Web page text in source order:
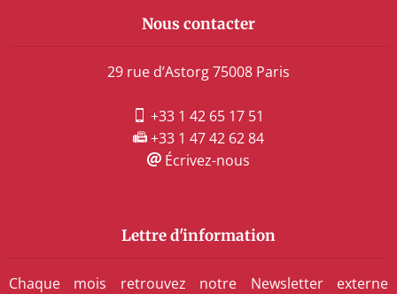
Nous contacter
29 rue d’Astorg 75008 Paris
+33 1 42 65 17 51
+33 1 47 42 62 84
Écrivez-nous
Lettre d'information
Chaque mois retrouvez notre Newsletter externe